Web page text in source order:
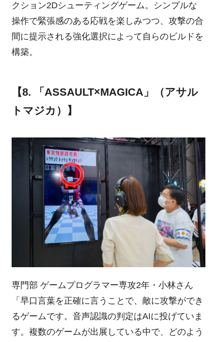
クション2Dシューティングゲーム。シンプルな
操作で緊張感のある応戦を楽しみつつ、攻撃の合
間に提示される強化選択によって自らのビルドを
構築。
【8. 「ASSAULT×MAGICA」（アサル
トマジカ）】
専門部 ゲームプログラマー専攻2年・小林さん
「早口言葉を正確に言うことで、敵に攻撃ができ
るゲームです。音声認識の判定はAIに投げていま
す。複数のゲームが出展している中で、どのよう